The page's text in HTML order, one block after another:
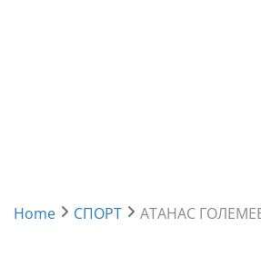
Home СПОРТ АТАНАС